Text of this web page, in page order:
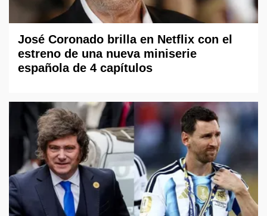
José Coronado brilla en Netflix con el
estreno de una nueva miniserie
española de 4 capítulos